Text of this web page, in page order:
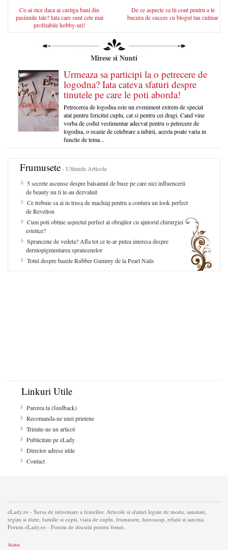
Ce-ai zice daca ai castiga bani din
pasiunile tale? Iata care sunt cele mai
profitabile hobby-uri!
De ce aspecte sa tii cont pentru a te
bucura de succes cu blogul tau culinar
Mirese si Nunti
Urmeaza sa participi la o petrecere de
logodna? Iata cateva sfaturi despre
tinutele pe care le poti aborda!
Petrecerea de logodna este un eveniment extrem de special
atat pentru fericitul cuplu, cat si pentru cei dragi. Cand vine
vorba de codul vestimentar adecvat pentru o petrecere de
logodna, o ocazie de celebrare a iubirii, acesta poate varia in
functie de tema...
Frumusete- Ultimele Articole
5 secrete ascunse despre balsamul de buze pe care nici influencerii
de beauty nu ti le-au dezvaluit
Ce trebuie sa ai in trusa de machiaj pentru a contura un look perfect
de Revelion
Cum poti obtine aspectul perfect al obrajilor cu ajutorul chirurgiei
estetice?
Sprancene de vedeta? Afla tot ce te-ar putea interesa despre
dermopigmentarea sprancenelor
Totul despre bazele Rubber Gummy de la Pearl Nails
Linkuri Utile
Parerea ta (feedback)
Recomanda-ne unei prietene
Trimite-ne un articol
Publicitate pe eLady
Director adrese utile
Contact
eLady.ro - Sursa de informare a femeilor. Articole si sfaturi legate de moda, sanatate,
regim si diete, familie si copii, viata de cuplu, frumusete, horoscop, relatii si sarcina.
Forum eLady.ro - Forum de discutii pentru femei.
Acasa